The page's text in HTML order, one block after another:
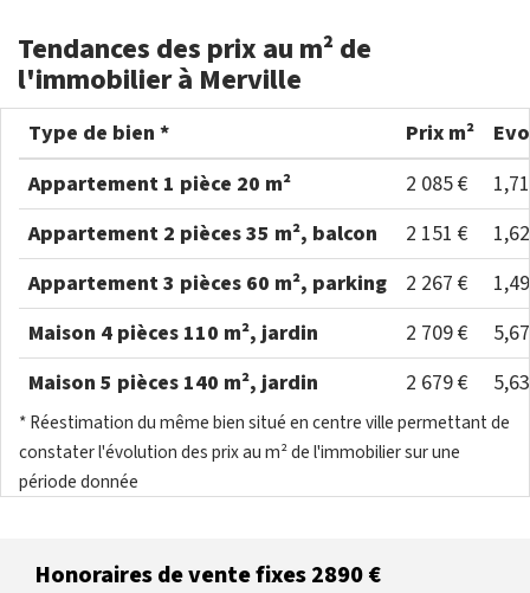
Tendances des prix au m² de
l'immobilier à Merville
Type de bien * Prix m²
Appartement 1 pièce 20 m²
2 085 €
Appartement 2 pièces 35 m², balcon
2 151 €
Appartement 3 pièces 60 m², parking
2 267 €
Maison 4 pièces 110 m², jardin
2 709 €
Maison 5 pièces 140 m², jardin
2 679 €
* Réestimation du même bien situé en centre ville permettant de
constater l'évolution des prix au m² de l'immobilier sur une
période donnée
Honoraires de vente fixes 2890 €